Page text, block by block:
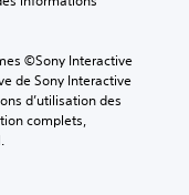
©Sony Interactive
de Sony Interactive
d’utilisation des
complets,